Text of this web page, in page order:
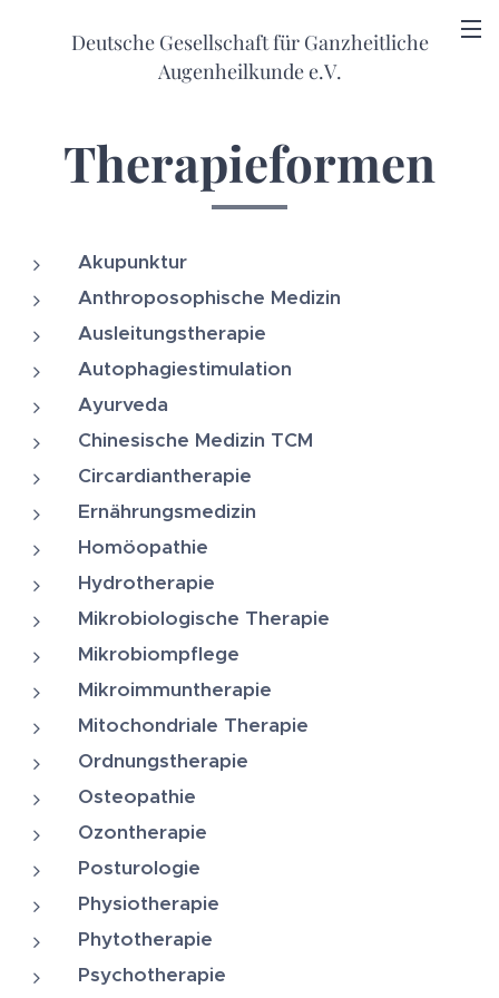
Deutsche Gesellschaft für Ganzheitliche
Augenheilkunde e.V.
Therapieformen
Akupunktur
Anthroposophische Medizin
Ausleitungstherapie
Autophagiestimulation
Ayurveda
Chinesische Medizin TCM
Circardiantherapie
Ernährungsmedizin
Homöopathie
Hydrotherapie
Mikrobiologische Therapie
Mikrobiompflege
Mikroimmuntherapie
Mitochondriale Therapie
Ordnungstherapie
Osteopathie
Ozontherapie
Posturologie
Physiotherapie
Phytotherapie
Psychotherapie